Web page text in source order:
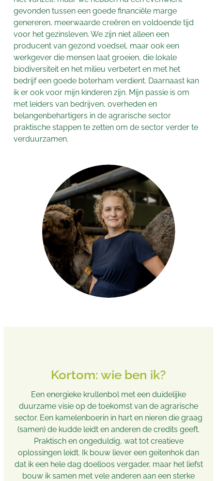
gevonden tussen een goede financiële marge
genereren, meerwaarde creëren en voldoende tijd
voor het gezinsleven. We zijn niet alleen een
producent van gezond voedsel, maar ook een
werkgever die mensen laat groeien, die lokale
biodiversiteit en het milieu verbetert en met het
bedrijf een goede boterham verdient. Daarnaast kan
ik er ook voor mijn kinderen zijn. Mijn passie is om
met leiders van bedrijven, overheden en
belangenbehartigers in de agrarische sector
praktische stappen te zetten om de sector verder te
verduurzamen.
Kortom: wie ben ik?
Een energieke krullenbol met een duidelijke
duurzame visie op de toekomst van de agrarische
sector. Een kamelenboerin in hart en nieren die graag
(samen) de kudde leidt en anderen de credits geeft.
Praktisch en ongeduldig, wat tot creatieve
oplossingen leidt. Ik bouw liever een geitenhok dan
dat ik een hele dag doelloos vergader, maar het liefst
bouw ik samen met vele anderen aan een sterke